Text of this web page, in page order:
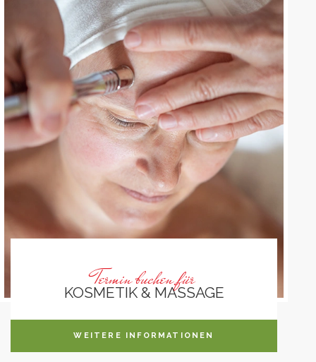
Termin buchen für
KOSMETIK & MASSAGE
WEITERE INFORMATIONEN